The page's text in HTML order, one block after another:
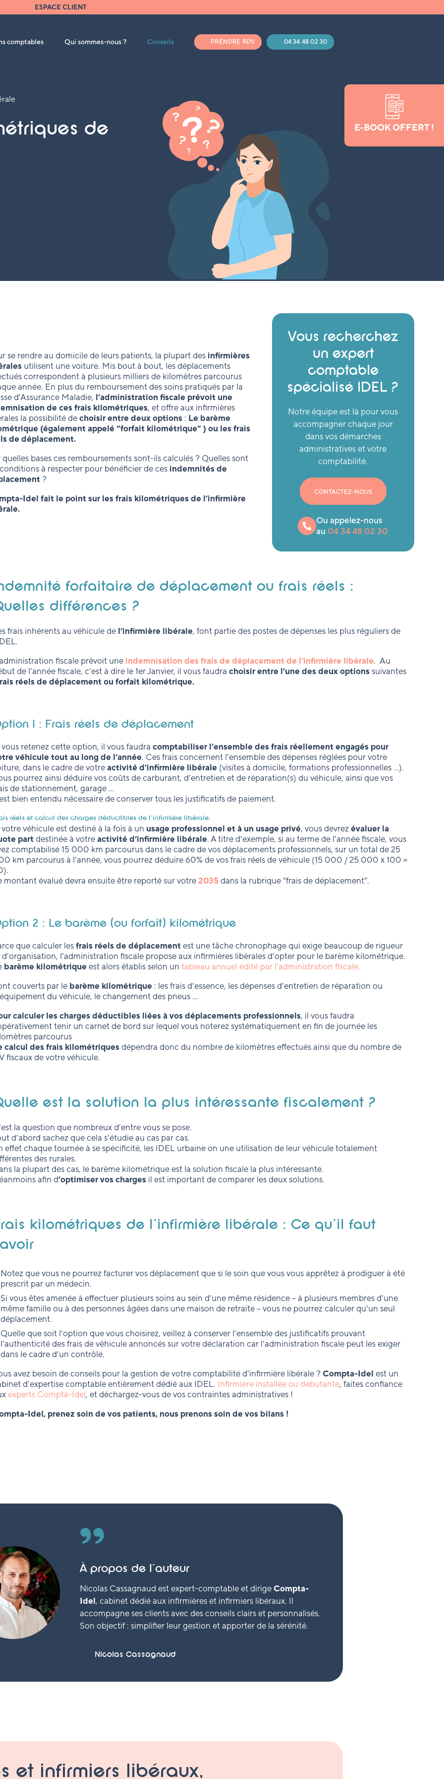
ESPACE CLIENT
comptables Qui sommes-nous ? Conseils PRENDRE RDV 04 34 48 02 30
de
se rendre au domicile de leurs patients, la plupart des infirmières
utilisent une voiture. Mis bout à bout, les déplacements
correspondent à plusieurs milliers de kilomètres parcourus
année. En plus du remboursement des soins pratiqués par la
d’Assurance Maladie, l’administration fiscale prévoit une
de ces frais kilométriques, et offre aux infirmières
la possibilité dechoisir entre deux options : Le barème
(également appelé “forfait kilométrique” ) ou les frais
de déplacement.
quelles bases ces remboursements sont-ils calculés ? Quelles sont
à respecter pour bénéficier de ces indemnités de
?
Idel fait le point sur les frais kilométriques de l’infirmière
Vous recherchez
un expert
comptable
spécialisé IDEL ?
Notre équipe est là pour vous
accompagner chaque jour
dans vos démarches
administratives et votre
comptabilité.
CONTACTEZ-NOUS
Ou appelez-nous
au 04 34 48 02 30
forfaitaire de déplacement ou frais réels :
différences ?
frais inhérents au véhicule de l’infirmière libérale, font partie des postes de dépenses les plus réguliers de
fiscale prévoit une indemnisation des frais de déplacement de l’infirmière libérale. Au
de l’année fiscale, c’est à dire le 1er Janvier, il vous faudrachoisir entre l’une des deux optionssuivantes
réels de déplacement ou forfait kilométrique.
1 : Frais réels de déplacement
vous retenez cette option, il vous faudracomptabiliser l’ensemble des frais réellement engagés pour
véhicule tout au long de l’année. Ces frais concernent l’ensemble des dépenses réglées pour votre
dans le cadre de votre activité d’infirmière libérale (visites à domicile, formations professionnelles …).
pourrez ainsi déduire vos coûts de carburant, d’entretien et de réparation(s) du véhicule, ainsi que vos
de stationnement, garage …
bien entendu nécessaire de conserver tous les justificatifs de paiement.
réels et calcul des charges déductibles de l’infirmière libérale:
votre véhicule est destiné à la fois à un usage professionnel et à un usage privé, vous devrezévaluer la
partdestinée à votreactivité d’infirmière libérale. A titre d’exemple, si au terme de l’année fiscale, vous
comptabilisé 15 000 km parcourus dans le cadre de vos déplacements professionnels, sur un total de 25
km parcourus à l’année, vous pourrez déduire 60% de vos frais réels de véhicule (15 000 / 25 000 x 100 =
montant évalué devra ensuite être reporté sur votre2035 dans la rubrique “frais de déplacement”.
2 : Le barème (ou forfait) kilométrique
que calculer lesfrais réels de déplacement est une tâche chronophage qui exige beaucoup de rigueur
d’organisation, l’administration fiscale propose aux infirmières libérales d’opter pour le barème kilométrique.
barème kilométrique est alors établis selon untableau annuel édité par l’administration fiscale.
couverts par le barème kilométrique : les frais d’essence, les dépenses d’entretien de réparation ou
du véhicule, le changement des pneus …
calculer les charges déductibles liées à vos déplacements professionnels, il vous faudra
tenir un carnet de bord sur lequel vous noterez systématiquement en fin de journée les
parcourus
calcul des frais kilométriques dépendra donc du nombre de kilomètres effectués ainsi que du nombre de
fiscaux de votre véhicule.
est la solution la plus intéressante fiscalement ?
la question que nombreux d’entre vous se pose.
d’abord sachez que cela s’étudie au cas par cas.
effet chaque tournée à se spécificité, les IDEL urbaine on une utilisation de leur véhicule totalement
des rurales.
la plupart des cas, le barème kilométrique est la solution fiscale la plus intéressante.
afin d’optimiser vos charges il est important de comparer les deux solutions.
kilométriques de l'infirmière libérale : Ce qu'il faut
Notez que vous ne pourrez facturer vos déplacement que si le soin que vous vous apprêtez à prodiguer à été
prescrit par un médecin.
Si vous êtes amenée à effectuer plusieurs soins au sein d’une même résidence – à plusieurs membres d’une
même famille ou à des personnes âgées dans une maison de retraite – vous ne pourrez calculer qu’un seul
déplacement.
Quelle que soit l’option que vous choisirez, veillez à conserver l’ensemble des justificatifs prouvant
l’authenticité des frais de véhicule annoncés sur votre déclaration car l’administration fiscale peut les exiger
dans le cadre d’un contrôle.
avez besoin de conseils pour la gestion de votre comptabilité d’infirmière libérale ?Compta-Idelest un
d’expertise comptable entièrement dédié aux IDEL. Infirmière installée ou débutante, faites confiance
experts Compta-Idel, et déchargez-vous de vos contraintes administratives !
Idel, prenez soin de vos patients, nous prenons soin de vos bilans !
À propos de l’auteur
Nicolas Cassagnaud est expert-comptable et dirigeCompta-
Idel, cabinet dédié aux infirmières et infirmiers libéraux. Il
accompagne ses clients avec des conseils clairs et personnalisés.
Son objectif : simplifier leur gestion et apporter de la sérénité.
Nicolas Cassagnaud
et infirmiers libéraux,
E-BOOK OFFERT !